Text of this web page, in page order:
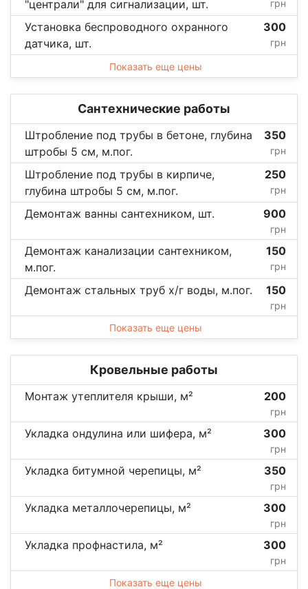
"централи" для сигнализации, шт.
грн
Установка беспроводного охранного
датчика, шт.
300
грн
Показать еще цены
Сантехнические работы
Штробление под трубы в бетоне, глубина
штробы 5 см, м.пог.
350
грн
Штробление под трубы в кирпиче,
глубина штробы 5 см, м.пог.
250
грн
Демонтаж ванны сантехником, шт. 900
грн
Демонтаж канализации сантехником,
м.пог.
150
грн
Демонтаж стальных труб х/г воды, м.пог. 150
грн
Показать еще цены
Кровельные работы
Монтаж утеплителя крыши, м² 200
грн
Укладка ондулина или шифера, м² 300
грн
Укладка битумной черепицы, м² 350
грн
Укладка металлочерепицы, м² 300
грн
Укладка профнастила, м² 300
грн
Показать еще цены